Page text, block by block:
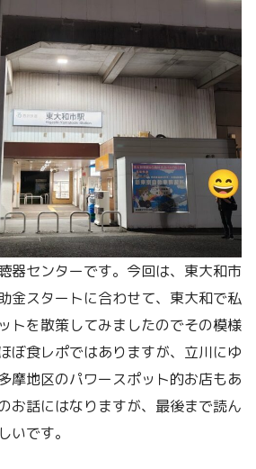
器センターです。今回は、東大和市
金スタートに合わせて、東大和で私
トを散策してみましたのでその模様
ぼ食レポではありますが、立川にゆ
摩地区のパワースポット的お店もあ
お話にはなりますが、最後まで読ん
いです。